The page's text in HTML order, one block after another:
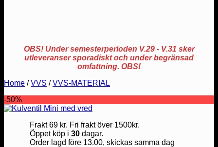
OBS! Under semesterperioden V.29 - V.31 sker
utleveranser sporadiskt och under begränsad
omfattning. OBS!
Home / VVS / VVS-MATERIAL
-50%
Frakt 69 kr. Fri frakt över 1500kr.
Öppet köp i 30dagar.
Order lagd före 13.00, skickas samma dag